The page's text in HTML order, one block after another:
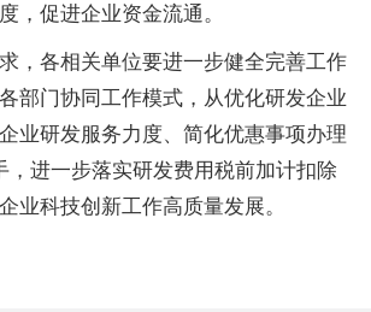
，促进企业资金流通。
求，各相关单位要进一步健全完善工作
部门协同工作模式，从优化研发企业
业研发服务力度、简化优惠事项办理
，进一步落实研发费用税前加计扣除
业科技创新工作高质量发展。